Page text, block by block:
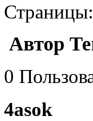
Автор
0
4asok